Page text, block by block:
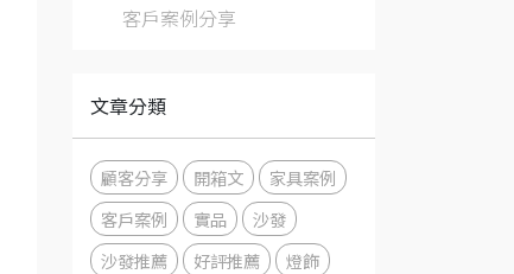
客戶案例分享
文章分類
顧客分享 開箱文
家具案例
客戶案例
實品
沙發
沙發推薦
好評推薦
燈飾